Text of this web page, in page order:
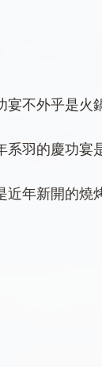
宴不外乎是火
系羽的慶功宴
近年新開的燒